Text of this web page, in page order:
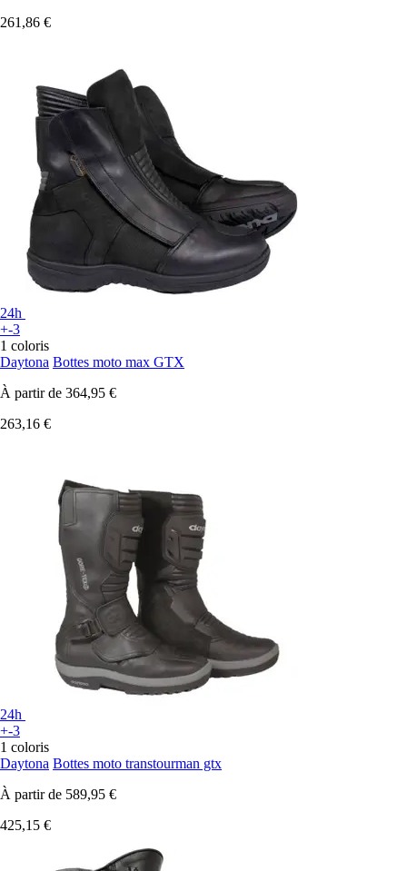
261,86 €
24h
+-3
1 coloris
Daytona Bottes moto max GTX
À partir de 364,95 €
263,16 €
24h
+-3
1 coloris
Daytona Bottes moto transtourman gtx
À partir de 589,95 €
425,15 €